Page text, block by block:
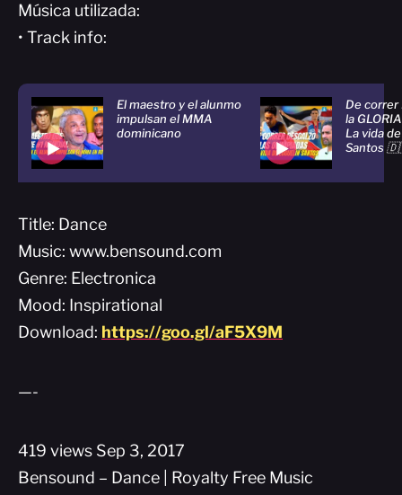
Música utilizada:
• Track info:
El maestro y el alunmo
impulsan el MMA
dominicano
De correr
la
La vida
Santos
Title: Dance
Music: www.bensound.com
Genre: Electronica
Mood: Inspirational
Download: https://goo.gl/aF5X9M
—-
419 views Sep 3, 2017
Bensound – Dance | Royalty Free Music